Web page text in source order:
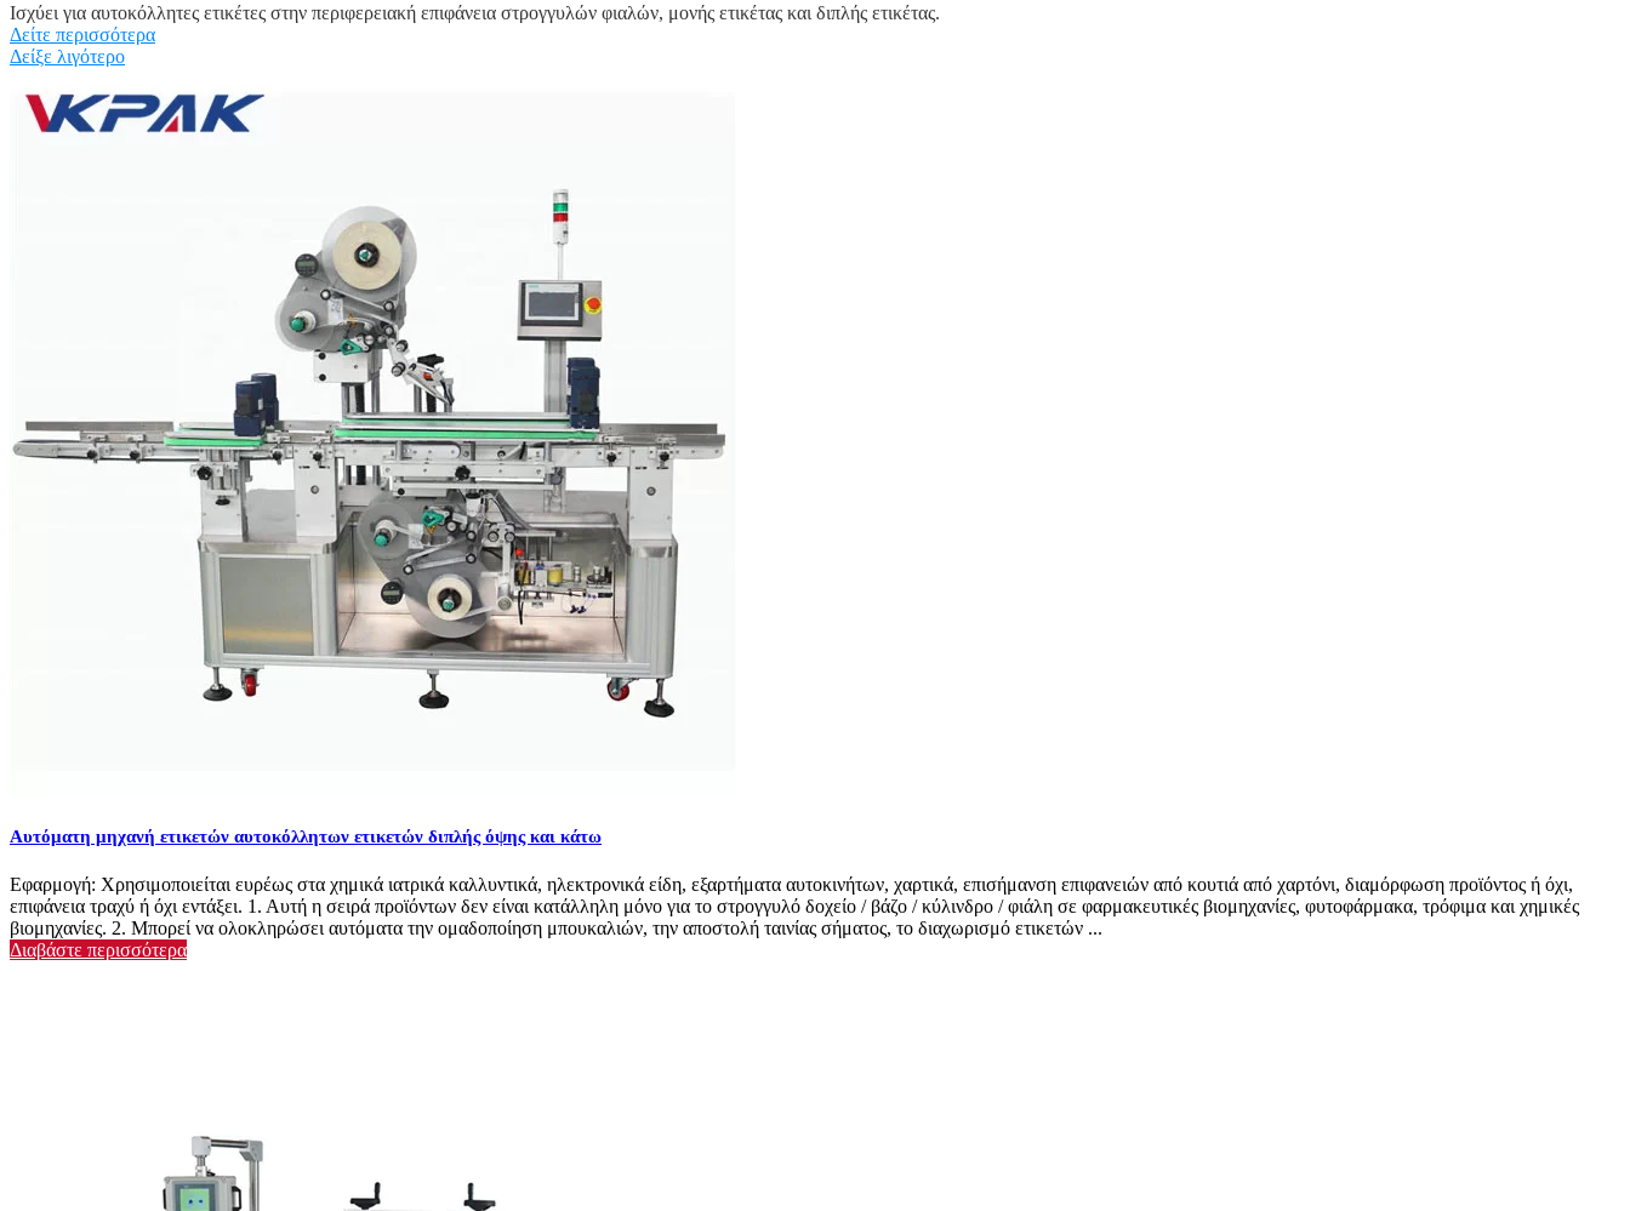
Ισχύει για αυτοκόλλητες ετικέτες στην περιφερειακή επιφάνεια στρογγυλών φιαλών, μονής ετικέτας και διπλής ετικέτας.
Ο χώρος μεταξύ των εμπρός και πίσω ετικετών μπορεί να ρυθμιστεί με ευελιξία. Αυτό το μηχάνημα αυτοκόλλητων ετικετών διπλής κεφαλής χρησιμοποιείται ευρέως σε καλλυντικά, τρόφιμα, νερό και άλλες
Η προαιρετική συσκευή εντοπισμού περιφερειακής τοποθέτησης μπορεί να πραγματοποιήσει επισήμανση στην καθορισμένη θέση στην περιφερειακή επιφάνεια.
Δείτε περισσότερα
Δείξε λιγότερο
Αυτόματη μηχανή ετικετών αυτοκόλλητων ετικετών διπλής όψης και κάτω
Εφαρμογή: Χρησιμοποιείται ευρέως στα χημικά ιατρικά καλλυντικά, ηλεκτρονικά είδη, εξαρτήματα αυτοκινήτων, χαρτικά, επισήμανση επιφανειών από κουτιά από χαρτόνι, διαμόρφωση προϊόντος ή όχι,
επιφάνεια τραχύ ή όχι εντάξει. 1. Αυτή η σειρά προϊόντων δεν είναι κατάλληλη μόνο για το στρογγυλό δοχείο / βάζο / κύλινδρο / φιάλη σε φαρμακευτικές βιομηχανίες, φυτοφάρμακα, τρόφιμα και χημικές
βιομηχανίες. 2. Μπορεί να ολοκληρώσει αυτόματα την ομαδοποίηση μπουκαλιών, την αποστολή ταινίας σήματος, το διαχωρισμό ετικετών ...
Διαβάστε περισσότερα